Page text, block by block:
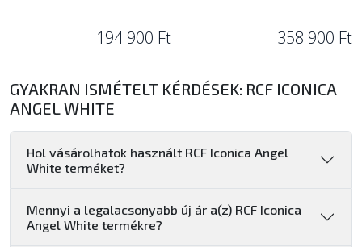
194 900 Ft 358 900 Ft
GYAKRAN ISMÉTELT KÉRDÉSEK: RCF ICONICA
ANGEL WHITE
Hol vásárolhatok használt RCF Iconica Angel
White terméket?
Mennyi a legalacsonyabb új ár a(z) RCF Iconica
Angel White termékre?